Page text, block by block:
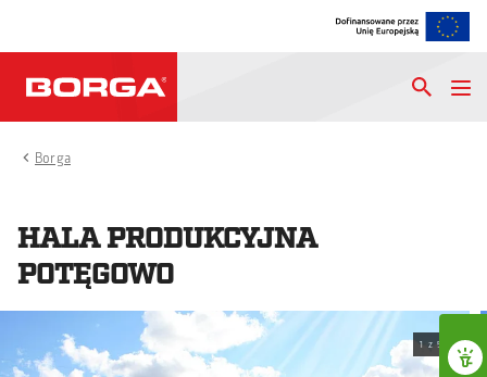
Borga
HALA PRODUKCYJNA
POTĘGOWO
1 z 5